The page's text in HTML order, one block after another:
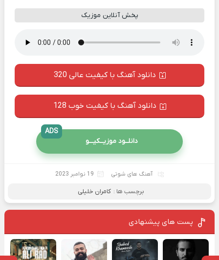
پخش آنلاین موزیک
دانلود آهنگ با کیفیت عالی 320
دانلود آهنگ با کیفیت خوب 128
دانلــود موزیــکیـــو
ADS
آهنگ های شوتی 19 نوامبر 2023
برچسب ها : کامران خلیلی
پست های پیشنهادی